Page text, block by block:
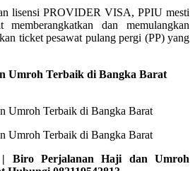
lisensi PROVIDER VISA, PPIU mesti
memberangkatkan dan memulangkan
ticket pesawat pulang pergi (PP) yang
Umroh Terbaik di Bangka Barat
Biro Perjalanan Haji dan Umroh